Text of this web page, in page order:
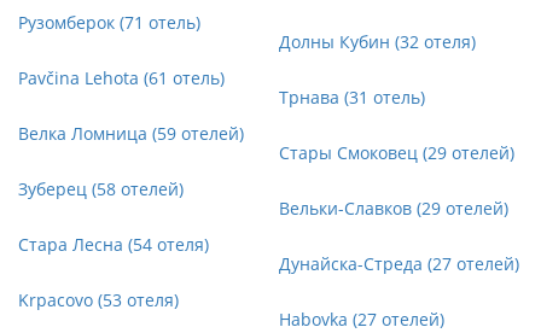
Рузомберок (71 отель)
Pavčina Lehota (61 отель)
Велка Ломница (59 отелей)
Зуберец (58 отелей)
Стара Лесна (54 отеля)
Krpacovo (53 отеля)
Долны Кубин (32 отеля)
Трнава (31 отель)
Стары Смоковец (29 отелей)
Вельки-Славков (29 отелей)
Дунайска-Стреда (27 отелей)
Habovka (27 отелей)